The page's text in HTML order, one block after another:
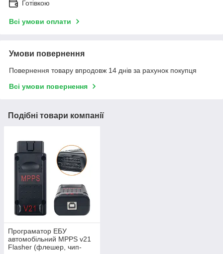
Готівкою
Всі умови оплати
Умови повернення
Повернення товару впродовж 14 днів за рахунок покупця
Всі умови повернення
Подібні товари компанії
Програматор ЕБУ
автомобільний MPPS v21
Flasher (флешер, чип-